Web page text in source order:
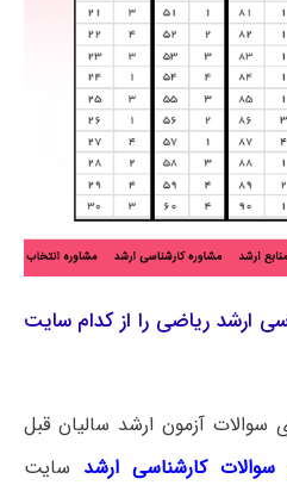
ارشد ریاضی را از کدام سایت
سوالات آزمون ارشد سالیان قبل
سوالات کارشناسی ارشد سایت